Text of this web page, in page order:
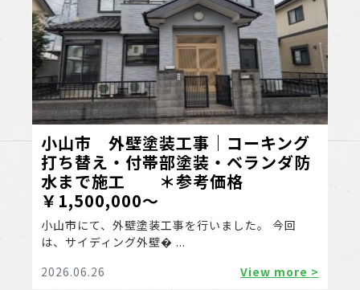
小山市 外壁塗装工事｜コーキング
打ち替え・付帯部塗装・ベランダ防
水まで施工 ＊参考価格
￥1,500,000～
小山市にて、外壁塗装工事を行いました。 今回
は、サイディング外壁� ...
2026.06.26
View more >